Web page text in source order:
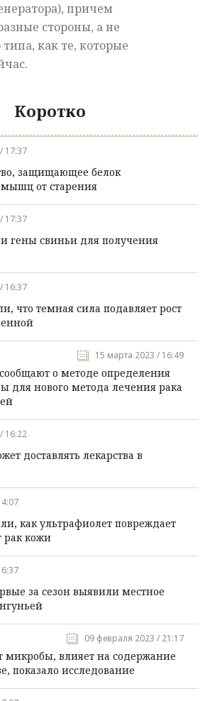
причем
стороны, а не
как те, которые
Коротко
17:37
защищающее белок
мышц от старения
17:37
гены свиньи для получения
16:37
что темная сила подавляет рост
15 марта 2023 / 16:49
о методе определения
для нового метода лечения рака
16:22
доставлять лекарства в
как ультрафиолет повреждает
кожи
за сезон выявили местное
09 февраля 2023 / 21:17
микробы, влияет на содержание
показало исследование